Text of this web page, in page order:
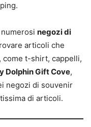
negozi di
articoli che
come t-shirt, cappelli,
Dolphin Gift Cove,
negozi di souvenir
di articoli.